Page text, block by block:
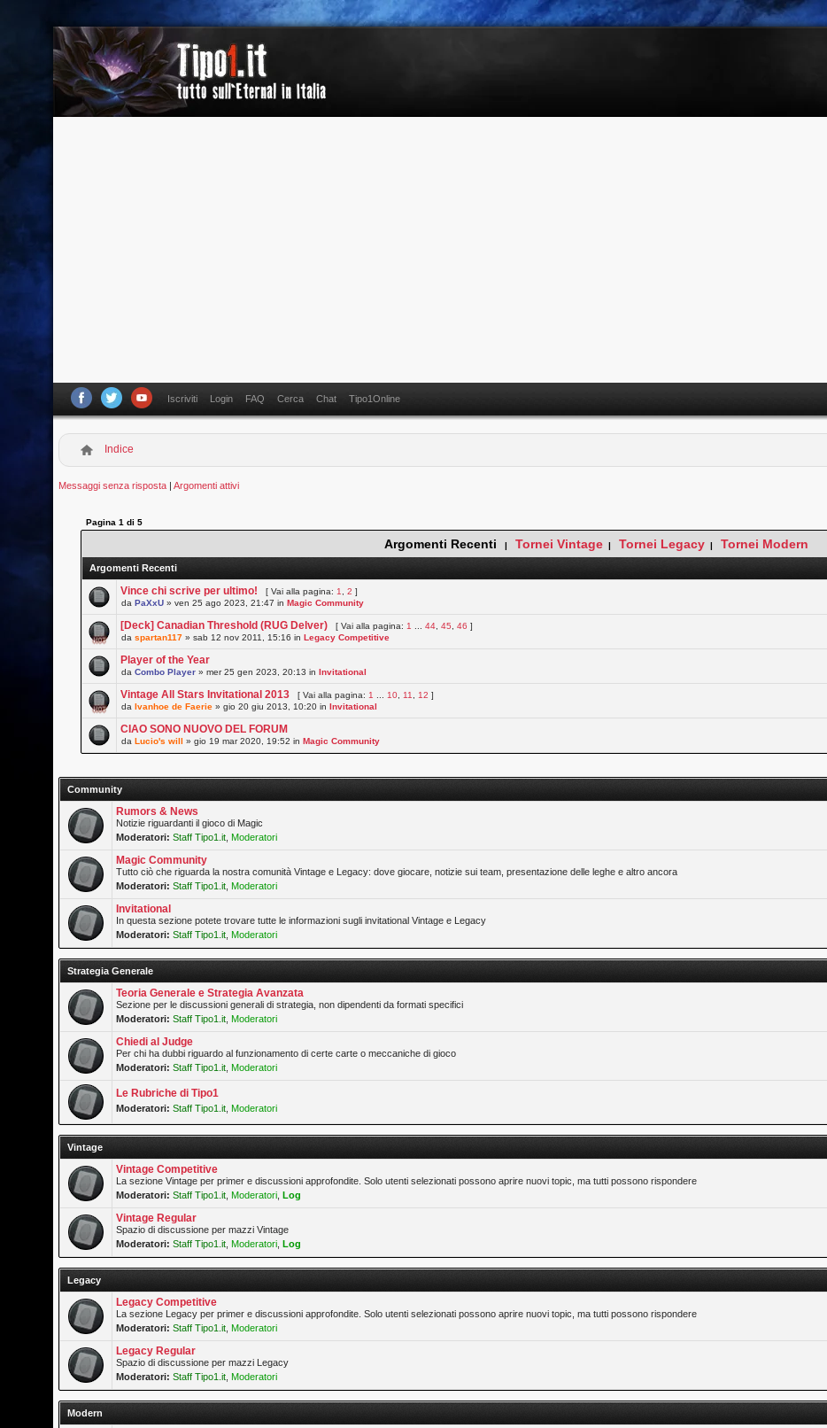
Iscriviti Login FAQ Cerca Chat Tipo1Online
Indice
Messaggi senza risposta |Argomenti attivi
Pagina1 di5
Argomenti Recenti | Tornei Vintage | Tornei Legacy | Tornei Modern
Argomenti Recenti
Vince chi scrive per ultimo! [ Vai alla pagina: 1 ,2 ]
daPaXxU » ven 25 ago 2023, 21:47 inMagic Community
[Deck] Canadian Threshold (RUG Delver) [ Vai alla pagina: 1 ...44 ,45 ,46 ]
daspartan117 » sab 12 nov 2011, 15:16 inLegacy Competitive
Player of the Year
daCombo Player » mer 25 gen 2023, 20:13 inInvitational
Vintage All Stars Invitational 2013 [ Vai alla pagina: 1 10 11 12 ]
daIvanhoe de Faerie » gio 20 giu 2013, 10:20 inInvitational
CIAO SONO NUOVO DEL FORUM
daLucio's will » gio 19 mar 2020, 19:52 inMagic Community
Community
Rumors & News
Notizie riguardanti il gioco di Magic
Moderatori: Staff Tipo1.it Moderatori
Magic Community
Tutto ciò che riguarda la nostra comunità Vintage e Legacy: dove giocare, notizie sui team, presentazione delle leghe e altro ancora
Moderatori: Staff Tipo1.it Moderatori
Invitational
In questa sezione potete trovare tutte le informazioni sugli invitational Vintage e Legacy
Moderatori: Staff Tipo1.it Moderatori
Strategia Generale
Teoria Generale e Strategia Avanzata
Sezione per le discussioni generali di strategia, non dipendenti da formati specifici
Moderatori: Staff Tipo1.it Moderatori
Chiedi al Judge
Per chi ha dubbi riguardo al funzionamento di certe carte o meccaniche di gioco
Moderatori: Staff Tipo1.it Moderatori
Le Rubriche di Tipo1
Moderatori: Staff Tipo1.it Moderatori
Vintage
Vintage Competitive
La sezione Vintage per primer e discussioni approfondite. Solo utenti selezionati possono aprire nuovi topic, ma tutti possono rispondere
Moderatori: Staff Tipo1.it Moderatori ,Log
Vintage Regular
Spazio di discussione per mazzi Vintage
Moderatori: Staff Tipo1.it Moderatori ,Log
Legacy
Legacy Competitive
La sezione Legacy per primer e discussioni approfondite. Solo utenti selezionati possono aprire nuovi topic, ma tutti possono rispondere
Moderatori: Staff Tipo1.it Moderatori
Legacy Regular
Spazio di discussione per mazzi Legacy
Moderatori: Staff Tipo1.it Moderatori
Modern